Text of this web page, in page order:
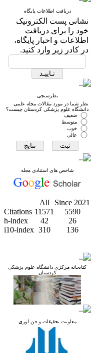
دریافت اطلاعات پایگاه
نشانی پست الکترونیک
خود را برای دریافت
اطلاعات و اخبار پایگاه،
در کادر زیر وارد کنید.
نظرسنجی
نظر شما در مورد مقالات مجله علمی
دانشگاه علوم پزشکی کردستان چیست؟
ضعیف
متوسط
خوب
عالی
شاخص های استنادی مجله
All
Since 2021
Citations 11571
5590
h-index
42
26
i10-index 310 136
کتابخانه مرکزی دانشگاه علوم پزشکی
کردستان
معاونت تحقیقات و فن آوری